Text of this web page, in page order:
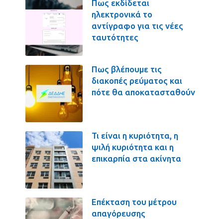
Πως εκδίδεται
ηλεκτρονικά το
αντίγραφο για τις νέες
ταυτότητες
Πως βλέπουμε τις
διακοπές ρεύματος και
πότε θα αποκατασταθούν
Τι είναι η κυριότητα, η
ψιλή κυριότητα και η
επικαρπία στα ακίνητα
Επέκταση του μέτρου
απαγόρευσης